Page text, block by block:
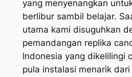
yang menyenangkan
berlibur sambil belajar.
utama kami disuguhkan
pemandangan replika
Indonesia yang dikelilingi
pula instalasi menarik